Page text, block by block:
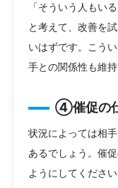
「そういう人もい
と考えて、改善を
いはずです。こう
手との関係性も維持
④催促の
状況によっては相
あるでしょう。催
ようにしてください